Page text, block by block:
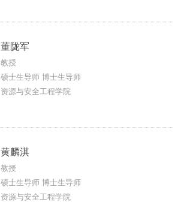
董陇军
教授
硕士生导师 博士生导师
资源与安全工程学院
黄麟淇
教授
硕士生导师 博士生导师
资源与安全工程学院